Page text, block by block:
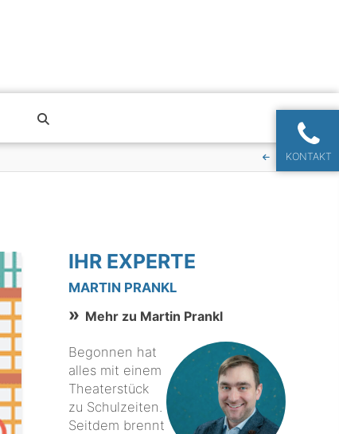
KONTAKT
IHR EXPERTE
MARTIN PRANKL
Mehr zu Martin Prankl
Begonnen hat
alles mit einem
Theaterstück
zu Schulzeiten.
Seitdem brennt